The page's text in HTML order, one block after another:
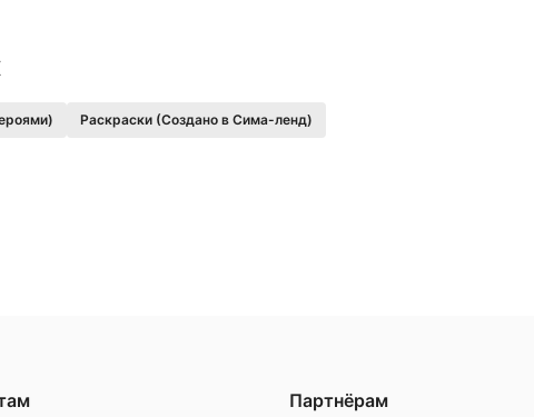
Раскраски (Создано в Сима-ленд)
Партнёрам